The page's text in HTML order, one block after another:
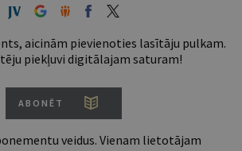
aicinām pievienoties lasītāju pulkam.
piekļuvi digitālajam saturam!
ABONĒT
veidus. Vienam lietotājam